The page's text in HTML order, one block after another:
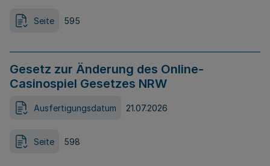
Seite 595
Gesetz zur Änderung des Online-
Casinospiel Gesetzes NRW
Ausfertigungsdatum 21.07.2026
Seite 598